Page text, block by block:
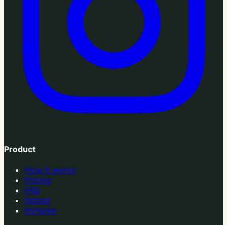
Product
How it works
Pricing
FAQ
Indsigt
Nyheder